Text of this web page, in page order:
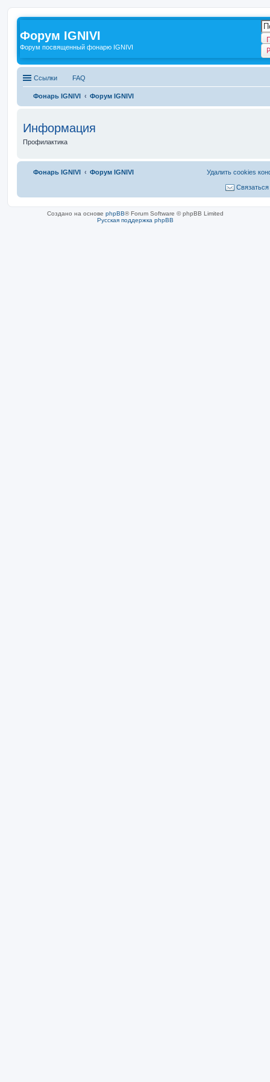
Форум IGNIVI
Форум посвященный фонарю IGNIVI
Ссылки FAQ
Фонарь IGNIVI Форум IGNIVI
Информация
Профилактика
Фонарь IGNIVI Форум IGNIVI Удалить cookies
Создано на основе phpBB® Forum Software © phpBB Limited
Русская поддержка phpBB